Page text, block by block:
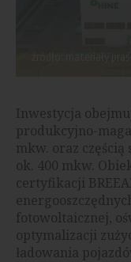
Inwestycja
produkcyjno-
mkw. oraz
ok. 400 mkw.
certyfikacji
fotowoltaicznej,
optymalizacji
ładowania